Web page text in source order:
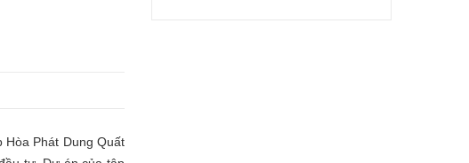
Hòa Phát Dung Quất